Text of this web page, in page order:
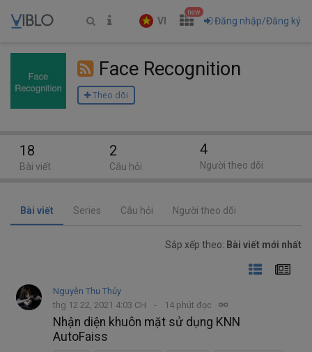
VI
new
Đăng nhập/Đăng ký
Face Recognition
Theo dõi
Bài viết Series Câu hỏi Người theo dõi
Sắp xếp theo: Bài viết mới nhất
Nguyễn Thu Thủy
thg 12 22, 2021 4:03 CH
14 phút đọc
Nhận diện khuôn mặt sử dụng KNN
AutoFaiss
18
Bài viết
2
Câu hỏi
4
Người theo dõi